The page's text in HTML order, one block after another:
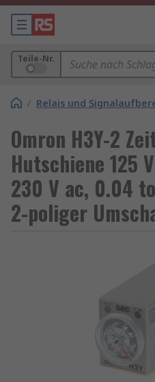
Teile-Nr.
/ Relais und
Omron H3Y-2
Hutschiene 125
230 V ac, 0.04
2-poliger